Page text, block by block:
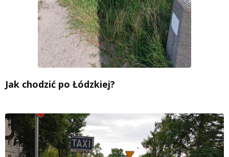
Jak chodzić po Łódzkiej?